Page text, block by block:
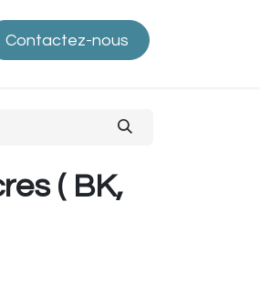
de confidentialité
Contactez-nous
( BK,